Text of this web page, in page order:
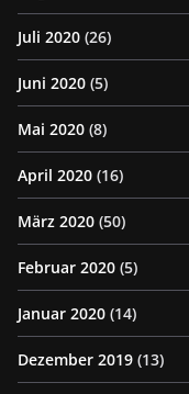
Juli 2020 (26)
Juni 2020 (5)
Mai 2020 (8)
April 2020 (16)
März 2020 (50)
Februar 2020 (5)
Januar 2020 (14)
Dezember 2019 (13)